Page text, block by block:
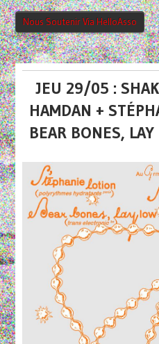
Nous Soutenir Via HelloAsso
JEU 29/05 :
HAMDAN +
BEAR BONES, LAY